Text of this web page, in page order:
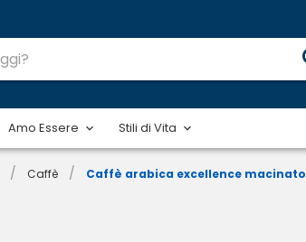
Amo Essere Stili di Vita
/ Caffè / Caffè arabica excellence macinato